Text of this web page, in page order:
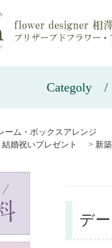
Categoly
ーム・ボックスアレンジ
結婚祝いプレゼント > 新
デ